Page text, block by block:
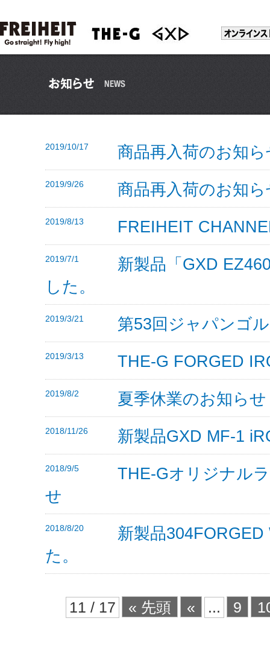
2019/10/17 商品再入荷のお知ら
2019/9/26 商品再入荷のお知ら
2019/8/13 FREIHEIT
2019/7/1
新製品「GXD
した。
2019/3/21 第53回ジャパンゴ
2019/3/13 THE-G FORGED
2019/8/2 夏季休業のお知らせ
2018/11/26 新製品GXD MF-1
2018/9/5
THE-Gオリジナル
せ
2018/8/20
新製品
た。
11 / 17 « 先頭 « ... 9